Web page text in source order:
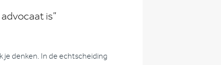
is”
je denken. In de echtscheiding